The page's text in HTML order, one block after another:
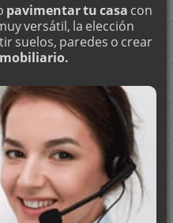
pavimentar tu casa con
versátil, la elección
suelos, paredes o crear